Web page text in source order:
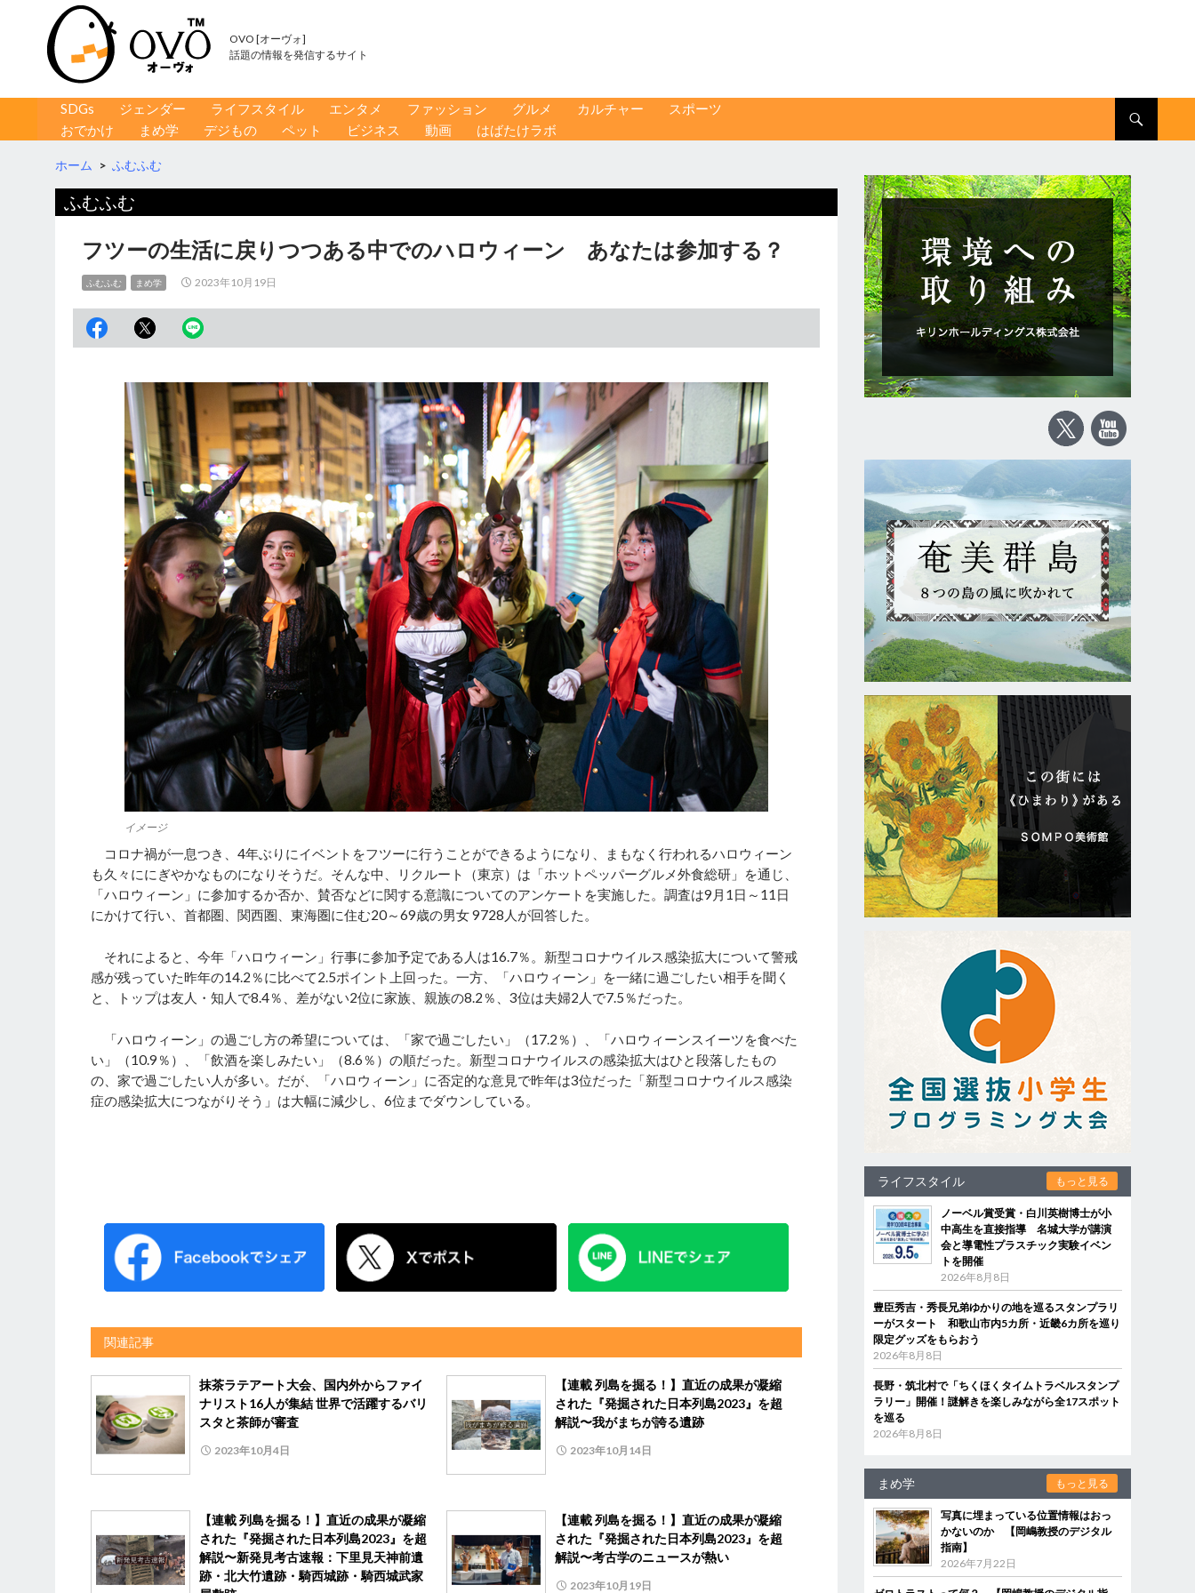
OVO [オーヴォ]
話題の情報を発信するサイト
コンテンツへ移動
SDGs ジェンダー ライフスタイル エンタメ ファッション グルメ カルチャー
スポーツ
おでかけ
まめ学 デジもの ペット ビジネス 動画 はばたけラボ
ホーム > ふむふむ
ふむふむ
フツーの生活に戻りつつある中でのハロウィーン あなたは参加する？
ふむふむ まめ学 2023年10月19日
イメージ
コロナ禍が一息つき、4年ぶりにイベントをフツーに行うことができるようになり、まもなく行われるハロウィーン
も久々ににぎやかなものになりそうだ。そんな中、リクルート（東京）は「ホットペッパーグルメ外食総研」を通じ、
「ハロウィーン」に参加するか否か、賛否などに関する意識についてのアンケートを実施した。調査は9月1日～11日
にかけて行い、首都圏、関西圏、東海圏に住む20～69歳の男女 9728人が回答した。
それによると、今年「ハロウィーン」行事に参加予定である人は16.7％。新型コロナウイルス感染拡大について警戒
感が残っていた昨年の14.2％に比べて2.5ポイント上回った。一方、「ハロウィーン」を一緒に過ごしたい相手を聞く
と、トップは友人・知人で8.4％、差がない2位に家族、親族の8.2％、3位は夫婦2人で7.5％だった。
「ハロウィーン」の過ごし方の希望については、「家で過ごしたい」（17.2％）、「ハロウィーンスイーツを食べた
い」（10.9％）、「飲酒を楽しみたい」（8.6％）の順だった。新型コロナウイルスの感染拡大はひと段落したもの
の、家で過ごしたい人が多い。だが、「ハロウィーン」に否定的な意見で昨年は3位だった「新型コロナウイルス感染
症の感染拡大につながりそう」は大幅に減少し、6位までダウンしている。
関連記事
抹茶ラテアート大会、国内外からファイ
ナリスト16人が集結 世界で活躍するバリ
スタと茶師が審査
2023年10月4日
【連載 列島を掘る！】直近の成果が凝縮
された『発掘された日本列島2023』を超
解説〜我がまちが誇る遺跡
2023年10月14日
【連載 列島を掘る！】直近の成果が凝縮
された『発掘された日本列島2023』を超
解説〜新発見考古速報：下里見天神前遺
跡・北大竹遺跡・騎西城跡・騎西城武家
【連載 列島を掘る！】直近の成果が凝縮
された『発掘された日本列島2023』を超
解説〜考古学のニュースが熱い
2023年10月19日
ライフスタイル もっと見る
ノーベル賞受賞・白川英樹博士が小
中高生を直接指導 名城大学が講演
会と導電性プラスチック実験イベン
トを開催
2026年8月8日
豊臣秀吉・秀長兄弟ゆかりの地を巡るスタンプラリ
ーがスタート 和歌山市内5カ所・近畿6カ所を巡り
限定グッズをもらおう
2026年8月8日
長野・筑北村で「ちくほくタイムトラベルスタンプ
ラリー」開催！謎解きを楽しみながら全17スポット
を巡る
2026年8月8日
まめ学 もっと見る
写真に埋まっている位置情報はおっ
かないのか 【岡嶋教授のデジタル
指南】
2026年7月22日